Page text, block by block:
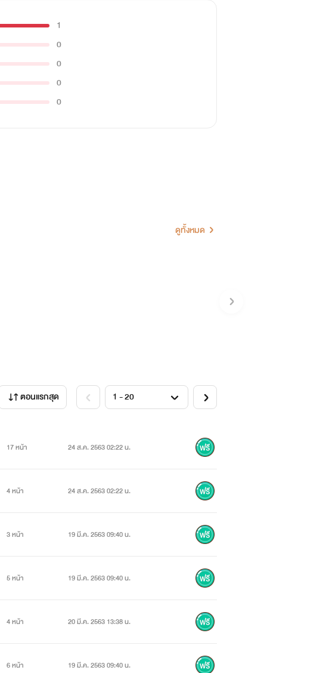
บตำแหน่งประธานใหญ่จากผู้เป็นพ่อ และบินกลับ
เพราะฉะนั้นจึงโทรศัพท์ให้สองกลับมารับภาระและ
1
0
0
0
0
ดูทั้งหมด
ตอนแรกสุด
17 หน้า 24 ส.ค. 2563 02:22 น.
4 หน้า 24 ส.ค. 2563 02:22 น.
3 หน้า 19 มี.ค. 2563 09:40 น.
5 หน้า 19 มี.ค. 2563 09:40 น.
4 หน้า 20 มี.ค. 2563 13:38 น.
6 หน้า 19 มี.ค. 2563 09:40 น.